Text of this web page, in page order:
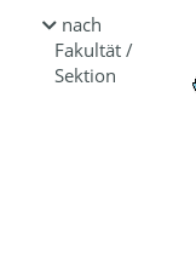
nach
Fakultät /
Sektion